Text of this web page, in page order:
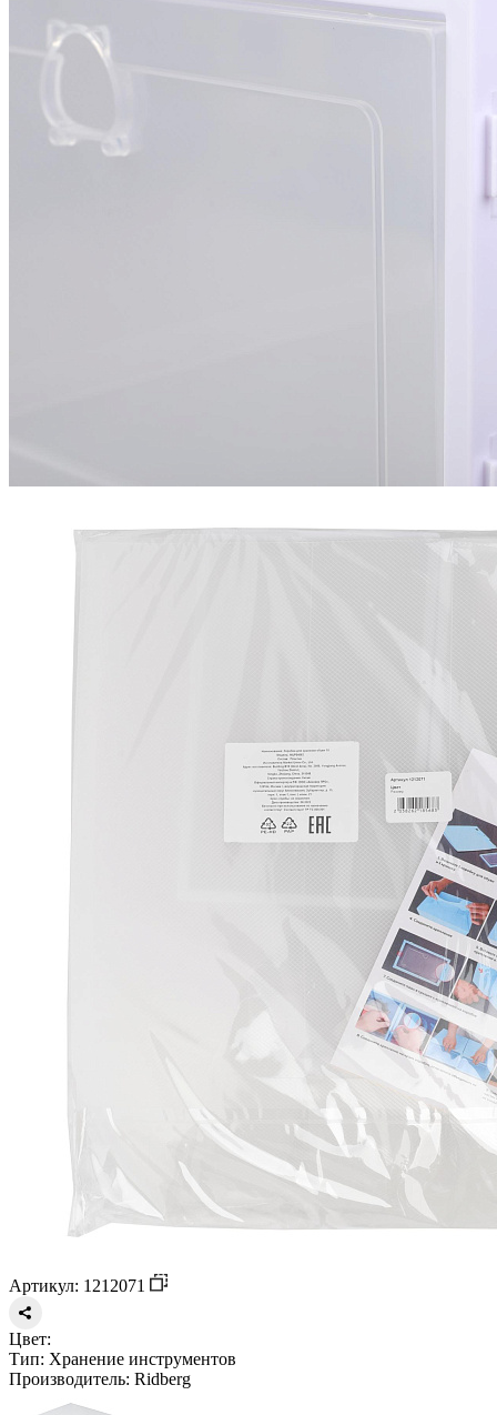
Артикул: 1212071
Цвет:
Тип: Хранение инструментов
Производитель: Ridberg